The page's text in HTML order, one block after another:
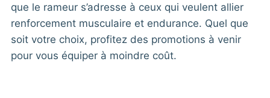
que le rameur s’adresse à ceux qui veulent allier
renforcement musculaire et endurance. Quel que
soit votre choix, profitez des promotions à venir
pour vous équiper à moindre coût.